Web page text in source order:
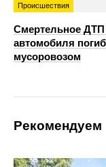
Происшествия
Смертельное ДТП
автомобиля
мусоровозом
Рекомендуем